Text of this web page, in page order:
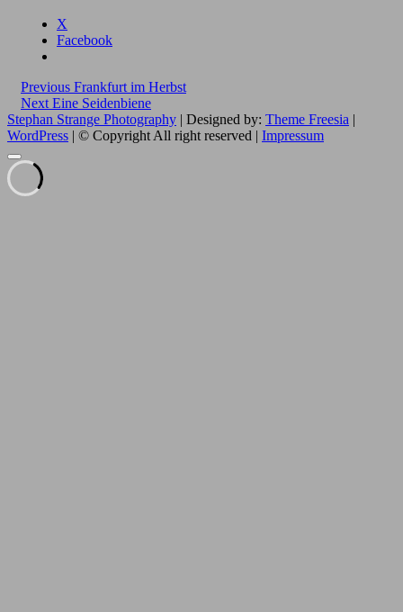
X
Facebook
Beitragsnavigation
Previous Previous
post:
Frankfurt im Herbst
Next Next
post:
Eine Seidenbiene
Stephan Strange Photography | Designed by: Theme Freesia |
WordPress | © Copyright All right reserved | Impressum